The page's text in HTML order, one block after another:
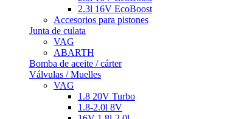
2.3l 16V EcoBoost
Accesorios para pistones
Junta de culata
VAG
ABARTH
Bomba de aceite / cárter
Válvulas / Muelles
VAG
1.8 20V Turbo
1.8-2.0l 8V